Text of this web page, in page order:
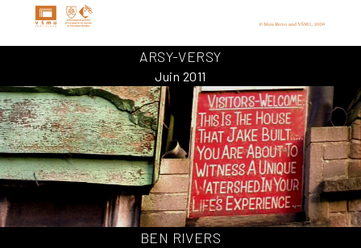
ARSY-VERSY
Juin 2011
BEN RIVERS